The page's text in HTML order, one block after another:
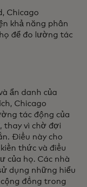
Chicago
khả năng phân
để đo lường tác
ẩn danh của
Chicago
tác động của
thay vì chờ đợi
Điều này cho
thức và điều
của họ. Các nhà
dụng những hiểu
cộng đồng trong